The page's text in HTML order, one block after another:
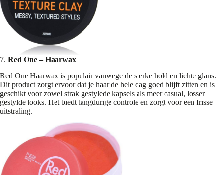
7. Red One – Haarwax
Red One Haarwax is populair vanwege de sterke hold en lichte glans.
Dit product zorgt ervoor dat je haar de hele dag goed blijft zitten en is
geschikt voor zowel strak gestylede kapsels als meer casual, losser
gestylde looks. Het biedt langdurige controle en zorgt voor een frisse
uitstraling.